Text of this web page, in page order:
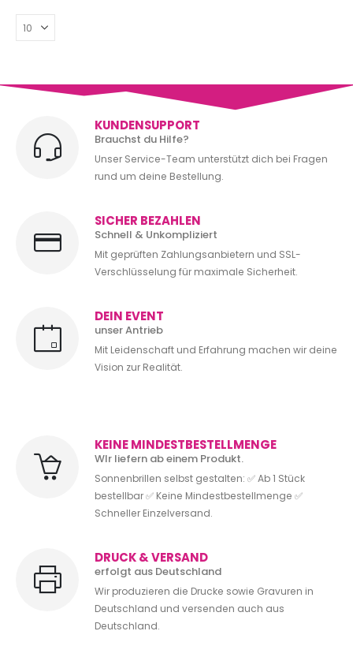
KUNDENSUPPORT
Brauchst du Hilfe?
Unser Service-Team unterstützt dich bei Fragen
rund um deine Bestellung.
SICHER BEZAHLEN
Schnell & Unkompliziert
Mit geprüften Zahlungsanbietern und SSL-
Verschlüsselung für maximale Sicherheit.
DEIN EVENT
unser Antrieb
Mit Leidenschaft und Erfahrung machen wir deine
Vision zur Realität.
KEINE MINDESTBESTELLMENGE
WIr liefern ab einem Produkt.
Sonnenbrillen selbst gestalten: ✅ Ab 1 Stück
bestellbar ✅ Keine Mindestbestellmenge ✅
Schneller Einzelversand.
DRUCK & VERSAND
erfolgt aus Deutschland
Wir produzieren die Drucke sowie Gravuren in
Deutschland und versenden auch aus
Deutschland.